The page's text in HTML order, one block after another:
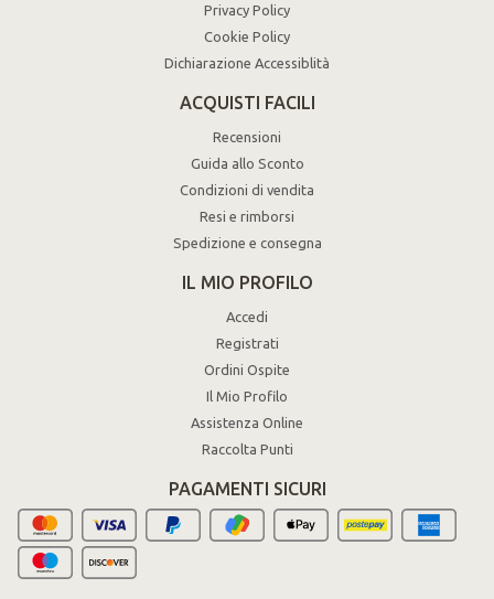
Privacy Policy
Cookie Policy
Dichiarazione Accessiblità
ACQUISTI FACILI
Recensioni
Guida allo Sconto
Condizioni di vendita
Resi e rimborsi
Spedizione e consegna
IL MIO PROFILO
Accedi
Registrati
Ordini Ospite
Il Mio Profilo
Assistenza Online
Raccolta Punti
PAGAMENTI SICURI